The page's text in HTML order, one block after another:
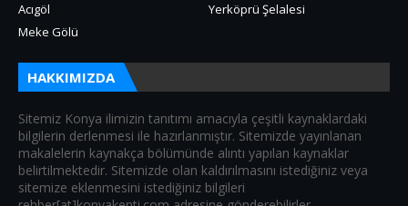
Acıgöl
Yerköprü Şelalesi
Meke Gölü
HAKKIMIZDA
Sitemiz Konya ilimizin tanıtımı amacıyla çeşitli kaynaklardaki
bilgilerin derlenmesi ile hazırlanmıştır. Sitemizde yayınlanan
makalelerin kaynakça bölümünde alıntı yapılan kaynaklar
belirtilmektedir. Sitemizde olan kaldırılmasını istediğiniz veya
sitemize eklenmesini istediğiniz bilgileri